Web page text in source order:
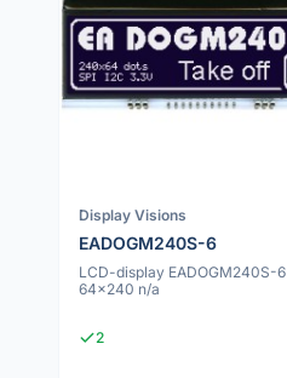
Display Visions
EADOGM240S-6
LCD-display EADOGM240S-6
64x240 n/a
2